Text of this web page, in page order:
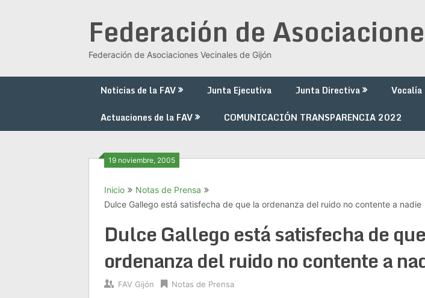
Federación de
Federación de Asociaciones Vecinales de Gijón
Noticias de la FAV Junta Ejecutiva Junta Directiva Vocalía
Actuaciones de la FAV
COMUNICACIÓN TRANSPARENCIA 2022
19 noviembre, 2005
Inicio
Notas de Prensa
Dulce Gallego está satisfecha de que la ordenanza del ruido no contente a nadie
Dulce Gallego está satisfecha de
ordenanza del ruido no contente a
FAV Gijón Notas de Prensa